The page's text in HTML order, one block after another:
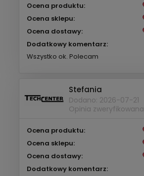
Ocena produktu:
Ocena sklepu:
Ocena dostawy:
Dodatkowy komentarz:
Wszystko ok. Polecam
Stefania
Dodano: 2026-07-21
Opinia zweryfikowana
Ocena produktu:
Ocena sklepu:
Ocena dostawy:
Dodatkowy komentarz: